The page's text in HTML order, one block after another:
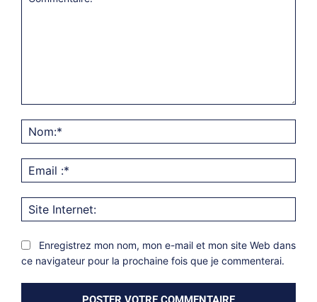
:*
Enregistrez mon nom, mon e-mail et mon site Web dans
ce navigateur pour la prochaine fois que je commenterai.